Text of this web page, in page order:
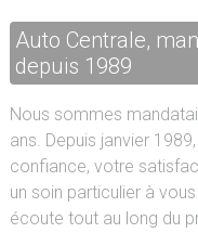
Auto Centrale,
depuis 1989
Nous sommes
ans. Depuis janvier
confiance, votre
un soin particulier à
écoute tout au long du